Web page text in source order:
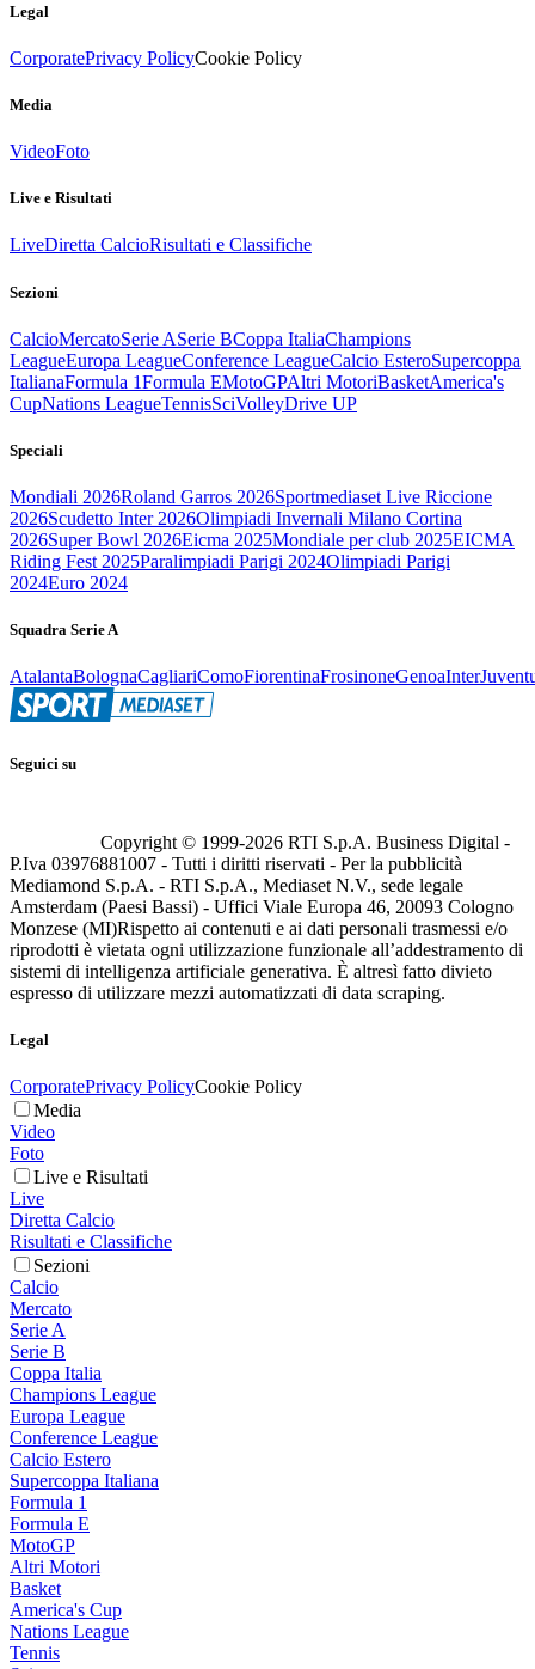
Legal
CorporatePrivacy PolicyCookie Policy
Media
VideoFoto
Live e Risultati
LiveDiretta CalcioRisultati e Classifiche
Sezioni
CalcioMercatoSerie ASerie BCoppa ItaliaChampions
LeagueEuropa LeagueConference LeagueCalcio EsteroSupercoppa
ItalianaFormula 1Formula EMotoGPAltri MotoriBasketAmerica's
CupNations LeagueTennisSciVolleyDrive UP
Speciali
Mondiali 2026Roland Garros 2026Sportmediaset Live Riccione
2026Scudetto Inter 2026Olimpiadi Invernali Milano Cortina
2026Super Bowl 2026Eicma 2025Mondiale per club 2025EICMA
Riding Fest 2025Paralimpiadi Parigi 2024Olimpiadi Parigi
2024Euro 2024
Squadra Serie A
AtalantaBolognaCagliariComoFiorentinaFrosinoneGenoaInter
Seguici su
Copyright © 1999-2026 RTI S.p.A. Business Digital -
P.Iva 03976881007 - Tutti i diritti riservati - Per la pubblicità
Mediamond S.p.A. - RTI S.p.A., Mediaset N.V., sede legale
Amsterdam (Paesi Bassi) - Uffici Viale Europa 46, 20093 Cologno
Monzese (MI)Rispetto ai contenuti e ai dati personali trasmessi e/o
riprodotti è vietata ogni utilizzazione funzionale all’addestramento di
sistemi di intelligenza artificiale generativa. È altresì fatto divieto
espresso di utilizzare mezzi automatizzati di data scraping.
Legal
CorporatePrivacy PolicyCookie Policy
Media
Video
Foto
Live e Risultati
Live
Diretta Calcio
Risultati e Classifiche
Sezioni
Calcio
Mercato
Serie A
Serie B
Coppa Italia
Champions League
Europa League
Conference League
Calcio Estero
Supercoppa Italiana
Formula 1
Formula E
MotoGP
Altri Motori
Basket
America's Cup
Nations League
Tennis